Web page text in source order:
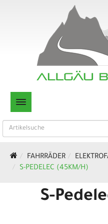
TOGGLE NAVIGATION
FAHRRÄDER
S-PEDELEC (45KM/H)
S-